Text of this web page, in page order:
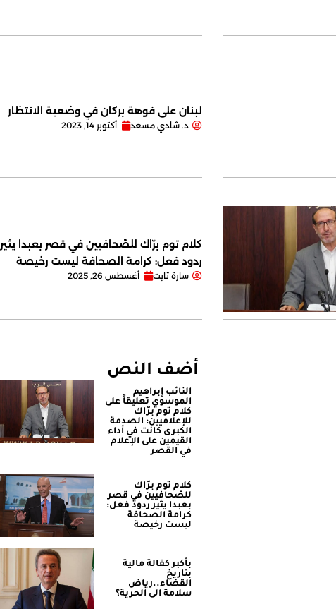
لبنان على فوهة بركان في وضعية الانتظار
د. شادي مسعد أكتوبر 14, 2023
كلام توم برّاك للصّحافيين في قصر بعبدا يثير
ردود فعل: كرامة الصحافة ليست رخيصة
سارة تابت أغسطس 26, 2025
أضف النص
النائب إبراهيم
الموسوي تعليقاً على
كلام توم برّاك
للإعلاميين: الصدمة
الكبرى كانت في أداء
القيمين على ‏الإعلام
في القصر
كلام توم برّاك
للصّحافيين في قصر
بعبدا يثير ردود فعل:
كرامة الصحافة
ليست رخيصة
بأكبر كفالة مالية
بتاريخ
القضاء..رياض
سلامة الى الحرية؟